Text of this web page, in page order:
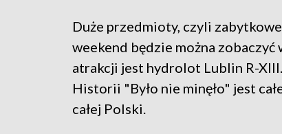
Duże przedmioty, czyli
weekend będzie można zobaczyć
atrakcji jest hydrolot Lublin R-
Historii "Było nie minęło" jest
całej Polski.